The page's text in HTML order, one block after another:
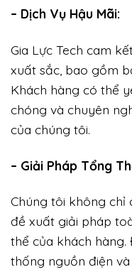
– Dịch Vụ Hậu Mãi:
Gia Lực Tech cam
xuất sắc, bao gồm
Khách hàng có thể
chóng và chuyên
của chúng tôi.
– Giải Pháp Tổng
Chúng tôi không chỉ
đề xuất giải pháp
thể của khách
thống nguồn điện